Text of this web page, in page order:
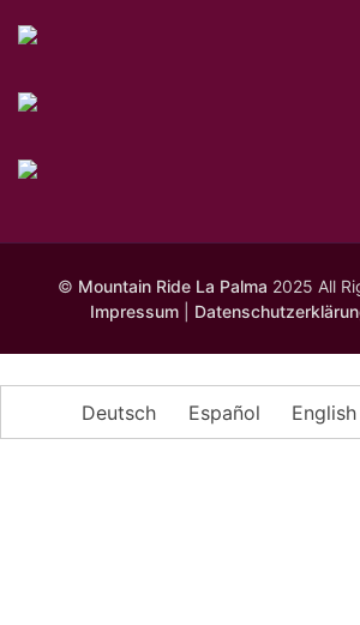
© Mountain Ride La Palma 2025 All
Impressum|
Deutsch Español English